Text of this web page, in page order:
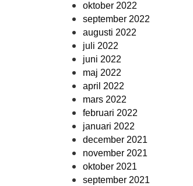
oktober 2022
september 2022
augusti 2022
juli 2022
juni 2022
maj 2022
april 2022
mars 2022
februari 2022
januari 2022
december 2021
november 2021
oktober 2021
september 2021